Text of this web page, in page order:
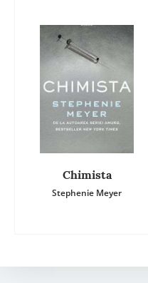
Chimista
Stephenie Meyer